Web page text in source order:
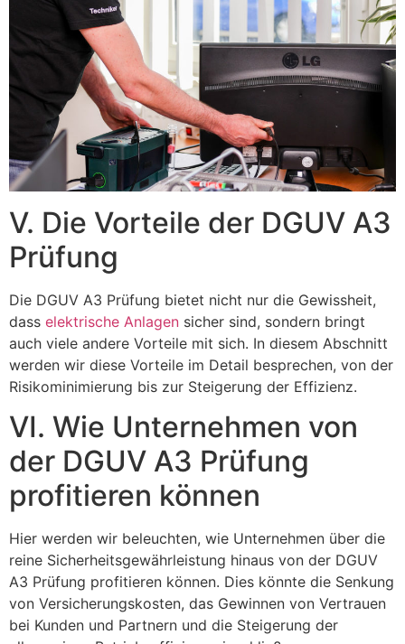
V. Die Vorteile der DGUV A3
Prüfung
Die DGUV A3 Prüfung bietet nicht nur die Gewissheit,
dass elektrische Anlagen sicher sind, sondern bringt
auch viele andere Vorteile mit sich. In diesem Abschnitt
werden wir diese Vorteile im Detail besprechen, von der
Risikominimierung bis zur Steigerung der Effizienz.
VI. Wie Unternehmen von
der DGUV A3 Prüfung
profitieren können
Hier werden wir beleuchten, wie Unternehmen über die
reine Sicherheitsgewährleistung hinaus von der DGUV
A3 Prüfung profitieren können. Dies könnte die Senkung
von Versicherungskosten, das Gewinnen von Vertrauen
bei Kunden und Partnern und die Steigerung der